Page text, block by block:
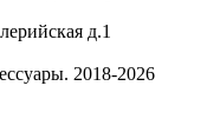
д.1
2018-2026